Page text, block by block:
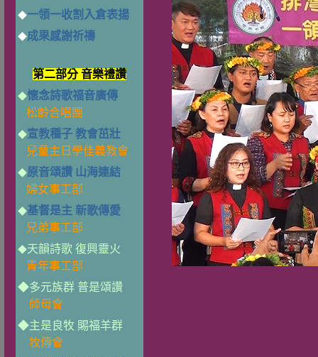
◆一領一收割入倉表揚
◆成果感謝祈禱
第二部分 音樂禮讚
◆懷念詩歌福音廣傳
松齡合唱團
◆宣教種子 教會茁壯
兒童主日學佳義教會
◆原音頌讚 山海連結
婦女事工部
◆基督是主 新歌傳愛
兄弟事工部
◆天韻詩歌 復興靈火
青年事工部
◆多元族群 普是頌讚
師母會
◆主是良牧 賜福羊群
牧傳會